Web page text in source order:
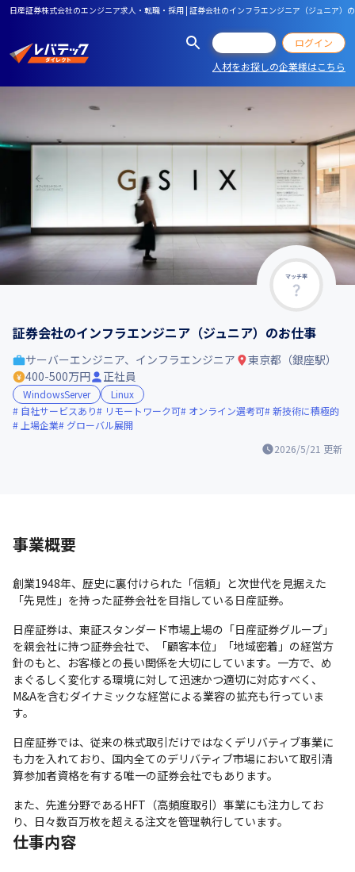
日産証券株式会社のエンジニア求人・転職・採用 | 証券会社のインフラエンジニア（ジュニア）
ログイン
人材をお探しの企業様はこちら
マッチ率
証券会社のインフラエンジニア（ジュニア）のお仕事
2026/5/21 更新
サーバーエンジニア、インフラエンジニア
東京都（銀座駅）
400-500万円
正社員
WindowsServer
Linux
自社サービスあり
リモートワーク可 オンライン選考可 新技術に積極的
上場企業
グローバル展開
事業概要
創業1948年、歴史に裏付けられた「信頼」と次世代を見据えた
「先見性」を持った証券会社を目指している日産証券。
日産証券は、東証スタンダード市場上場の「日産証券グループ」
を親会社に持つ証券会社で、「顧客本位」「地域密着」の経営方
針のもと、お客様との長い関係を大切にしています。一方で、め
まぐるしく変化する環境に対して迅速かつ適切に対応すべく、
M&Aを含むダイナミックな経営による業容の拡充も行っていま
す。
日産証券では、従来の株式取引だけではなくデリバティブ事業に
も力を入れており、国内全てのデリバティブ市場において取引清
算参加者資格を有する唯一の証券会社でもあります。
また、先進分野であるHFT（高頻度取引）事業にも注力してお
り、日々数百万枚を超える注文を管理執行しています。
仕事内容